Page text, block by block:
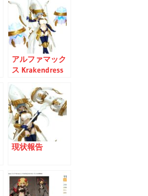
アルファマック
ス Krakendress
Ver.） レビュー
現状報告